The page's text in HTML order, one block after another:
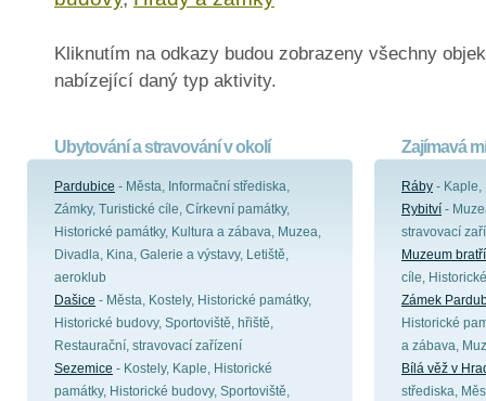
Kliknutím na odkazy budou zobrazeny všechny
nabízející daný typ aktivity.
Ubytování a stravování v okolí
Pardubice - Města, Informační střediska,
Zámky, Turistické cíle, Církevní památky,
Historické památky, Kultura a zábava, Muzea,
Divadla, Kina, Galerie a výstavy, Letiště,
aeroklub
Dašice - Města, Kostely, Historické památky,
Historické budovy, Sportoviště, hřiště,
Restaurační, stravovací zařízení
Sezemice - Kostely, Kaple, Historické
památky, Historické budovy, Sportoviště,
Zajímavá
Ráby - Kaple,
Rybitví -
stravovací
Muzeum
cíle,
Zámek
Historické
a zábava,
Bílá věž v
střediska,